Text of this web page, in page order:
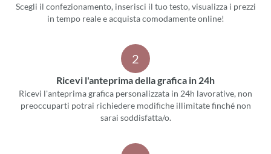
Scegli il confezionamento, inserisci il tuo testo, visualizza i prezzi
in tempo reale e acquista comodamente online!
2
Ricevi l'anteprima della grafica in 24h
Ricevi l'anteprima grafica personalizzata in 24h lavorative, non
preoccuparti potrai richiedere modifiche illimitate finché non
sarai soddisfatta/o.